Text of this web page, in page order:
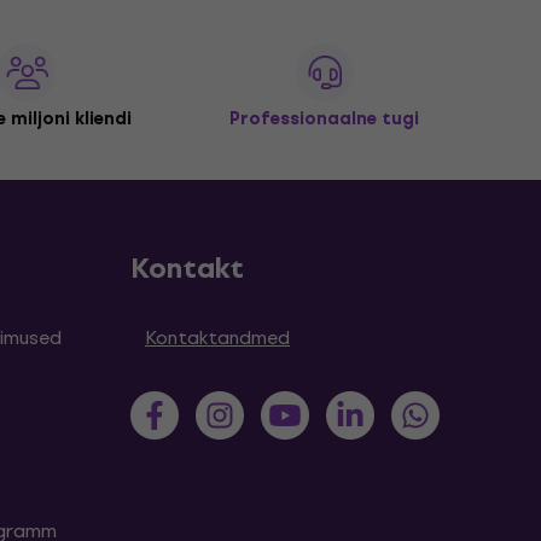
miljoni kliendi Professionaalne tugi
Kontakt
Kontaktandmed